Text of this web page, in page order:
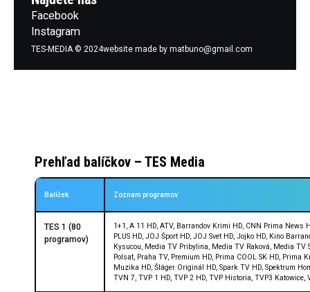
Facebook
Instagram
TES-MEDIA © 2024website made by matbuno@gmail.com
Prehľad balíčkov – TES Media
Balíček Zoznam programov
TES 1 (80
programov)
1+1, A 11 HD, ATV, Barrandov Krimi HD, CNN Prima News
PLUS HD, JOJ Šport HD, JOJ Svet HD, Jojko HD, Kino
Kysucou, Media TV Pribylina, Media TV Raková, Media TV
Polsat, Praha TV, Premium HD, Prima COOL SK HD, Prima
Muzika HD, Šláger Originál HD, Spark TV HD, Spektrum
TVN 7, TVP 1 HD, TVP 2 HD, TVP Historia, TVP3 Katowice,